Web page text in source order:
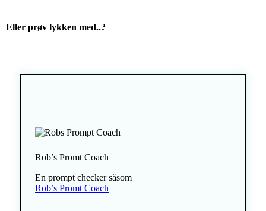
Eller prøv lykken med..?
Rob’s Promt Coach
En prompt checker såsom
Rob’s Promt Coach